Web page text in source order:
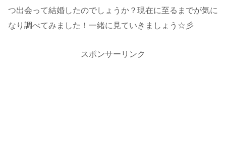
つ出会って結婚したのでしょうか？現在に至るまでが気に
なり調べてみました！一緒に見ていきましょう☆彡
スポンサーリンク